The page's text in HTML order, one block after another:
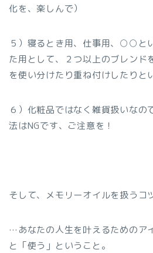
化を、楽しんで）
５）寝るとき用、仕事用、○○と
た用として、２つ以上のブレンド
を使い分けたり重ね付けしたり
６）化粧品ではなく雑貨扱いなの
法はNGです、ご注意を！
そして、メモリーオイルを扱うコ
…あなたの人生を叶えるためのア
と「使う」ということ。